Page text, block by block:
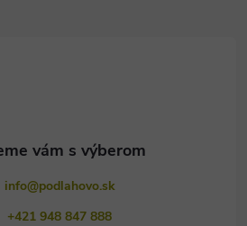
info@podlahovo.sk
+421 948 847 888